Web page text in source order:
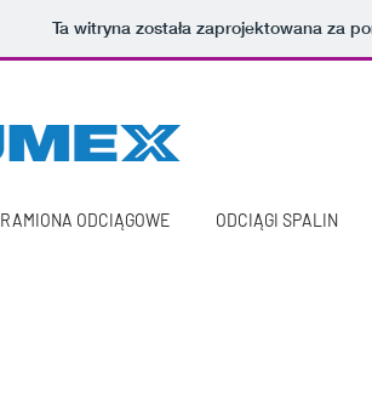
Ta witryna została zaprojektowana za
RAMIONA ODCIĄGOWE ODCIĄGI SPALIN